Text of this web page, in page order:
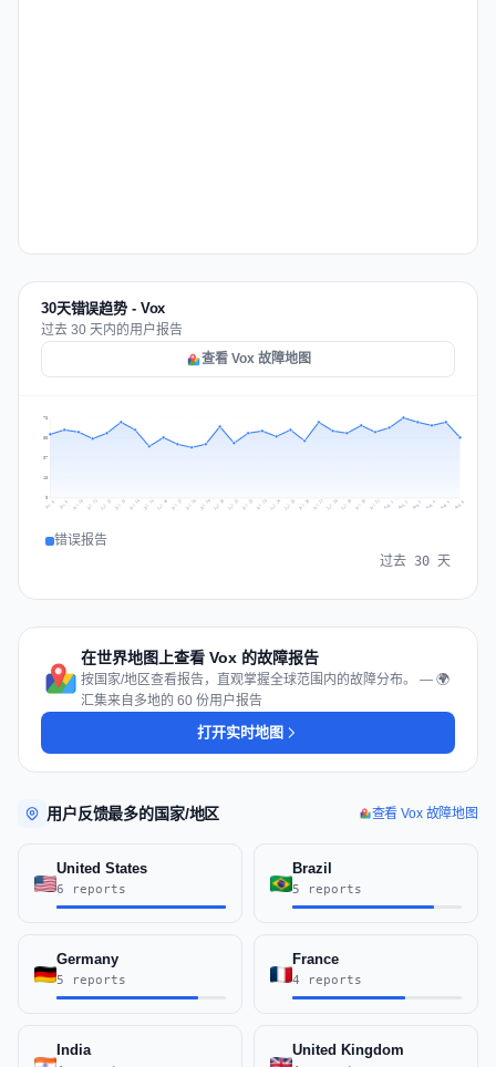
30天错误趋势 - Vox
过去 30 天内的用户报告
查看 Vox 故障地图
18
37
55
73
Jul 8 Jul 9 Jul 10 Jul 11 Jul 12 Jul 13 Jul 14 Jul 15 Jul 16 Jul 17 Jul 18 Jul 19 Jul 20 Jul 21 Jul 22 Jul 23 Jul 24 Jul 25 Jul 26 Jul 27 Jul 28 Jul 29 Jul 30 Jul 31 Aug 1 Aug 2 Aug 3 Aug 4 Aug 5 Aug 6
错误报告
过去 30 天
在世界地图上查看 Vox 的故障报告
按国家/地区查看报告，直观掌握全球范围内的故障分布。 — 🌍
汇集来自多地的 60 份用户报告
打开实时地图
用户反馈最多的国家/地区 查看 Vox 故障地图
United States
6 reports
Brazil
5 reports
Germany
5 reports
France
4 reports
India United Kingdom